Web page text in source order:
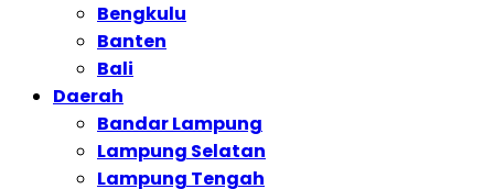
Bengkulu
Banten
Bali
Daerah
Bandar Lampung
Lampung Selatan
Lampung Tengah